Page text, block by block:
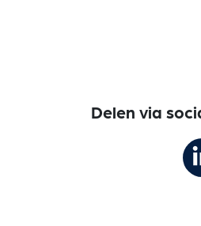
Delen via